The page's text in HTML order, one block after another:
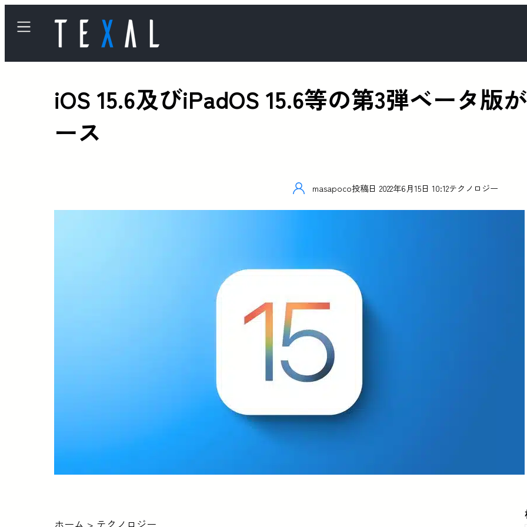
iOS 15.6及びiPadOS 15.6等の第3弾ベータ版
ース
masapoco投稿日 2022年6月15日 10:12テクノロジー
ホーム > テクノロジー